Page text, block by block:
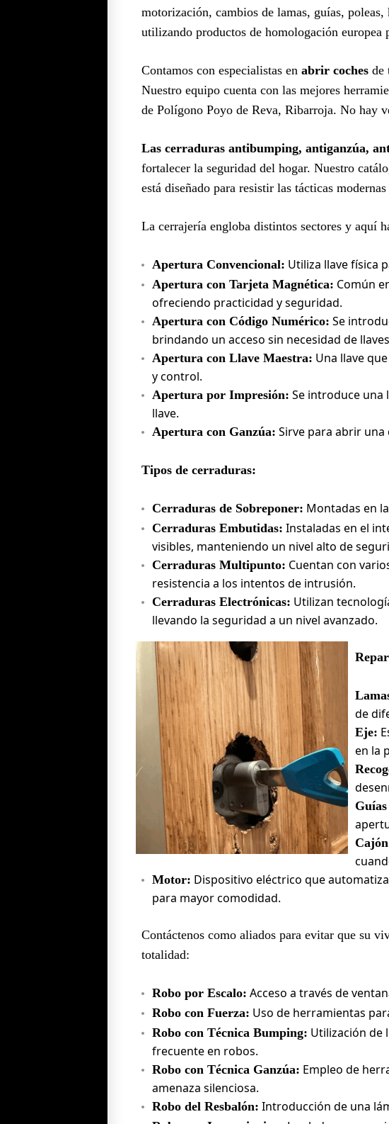
motorización, cambios de lamas, guías,
utilizando productos de homologación
Contamos con especialistas en abrir coches de
Nuestro equipo cuenta con las mejores
de Polígono Poyo de Reva, Ribarroja. No hay
Las cerraduras antibumping, antiganzúa,
fortalecer la seguridad del hogar. Nuestro
está diseñado para resistir las tácticas
La cerrajería engloba distintos sectores y aquí
Apertura Convencional: Utiliza llave física
Apertura con Tarjeta Magnética: Común
ofreciendo practicidad y seguridad.
Apertura con Código Numérico: Se
brindando un acceso sin necesidad de
Apertura con Llave Maestra: Una llave
y control.
Apertura por Impresión: Se introduce una
llave.
Apertura con Ganzúa: Sirve para abrir
Tipos de cerraduras:
Cerraduras de Sobreponer: Montadas en
Cerraduras Embutidas: Instaladas en el
visibles, manteniendo un nivel alto de
Cerraduras Multipunto: Cuentan con
resistencia a los intentos de intrusión.
Cerraduras Electrónicas: Utilizan
llevando la seguridad a un nivel avanzado.
de
Eje:
en la
Motor: Dispositivo eléctrico que
para mayor comodidad.
Contáctenos como aliados para evitar que su
totalidad:
Robo por Escalo: Acceso a través de
Robo con Fuerza: Uso de herramientas
Robo con Técnica Bumping: Utilización de
frecuente en robos.
Robo con Técnica Ganzúa: Empleo de
amenaza silenciosa.
Robo del Resbalón: Introducción de una